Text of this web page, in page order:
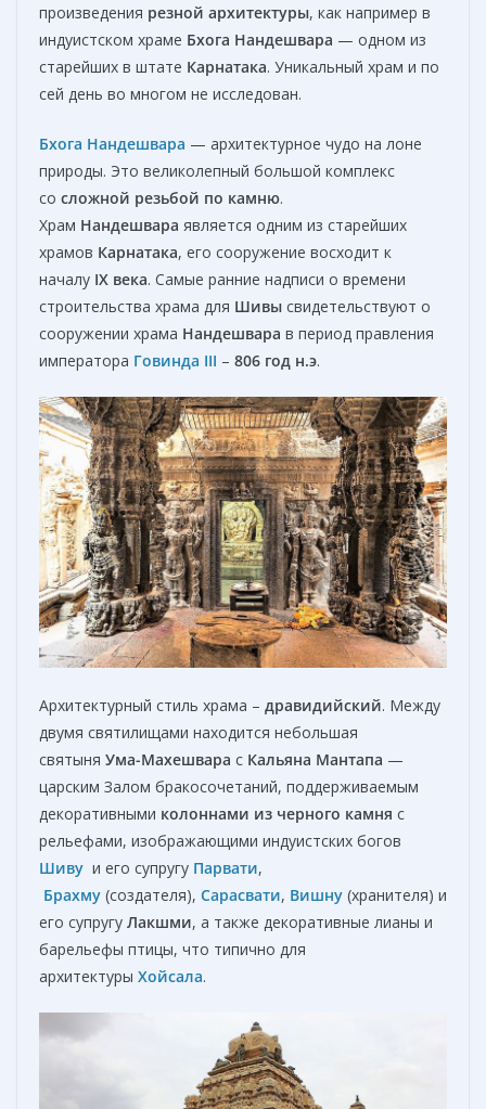
произведения резной архитектуры, как например в
индуистском храме Бхога Нандешвара — одном из
старейших в штате Карнатака. Уникальный храм и по
сей день во многом не исследован.
Бхога Нандешвара — архитектурное чудо на лоне
природы. Это великолепный большой комплекс
со сложной резьбой по камню.
Храм Нандешвара является одним из старейших
храмов Карнатака, его сооружение восходит к
началу IX века. Самые ранние надписи о времени
строительства храма для Шивы свидетельствуют о
сооружении храма Нандешвара в период правления
императора Говинда III – 806 год н.э.
Архитектурный стиль храма – дравидийский. Между
двумя святилищами находится небольшая
святыня Ума-Махешвара с Кальяна Мантапа —
царским Залом бракосочетаний, поддерживаемым
декоративными колоннами из черного камня с
рельефами, изображающими индуистских богов
Шиву и его супругу Парвати,
Брахму (создателя), Сарасвати, Вишну (хранителя) и
его супругу Лакшми, а также декоративные лианы и
барельефы птицы, что типично для
архитектуры Хойсала.